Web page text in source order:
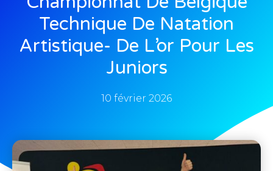
Technique De Natation
Artistique- De L’or Pour Les
Juniors
10 février 2026